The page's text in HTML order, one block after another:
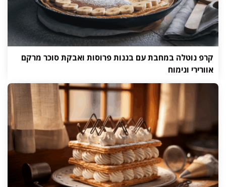
קרפ נוטלה במחבת עם בננות פרוסות ואבקת סוכר מרקם
אוורירי ונימוח